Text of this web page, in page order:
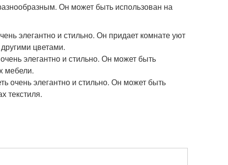
Он может быть использован на
элегантно и стильно. Он придает комнате уют
цветами.
элегантно и стильно. Он может быть
мебели.
очень элегантно и стильно. Он может быть
текстиля.